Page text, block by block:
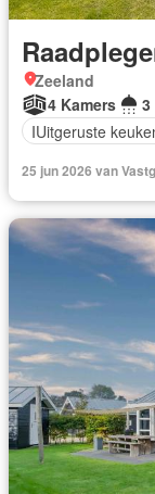
Zeeland
4 Kamers
3
IUitgeruste
25 jun 2026 van